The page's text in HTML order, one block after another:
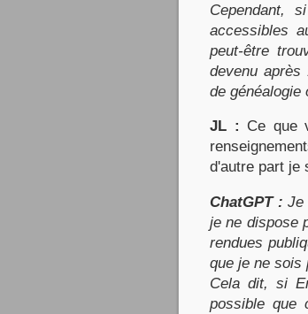
Cependant,
accessibles
peut-être
devenu après
de généalogie
JL : Ce que
d'autre part je
ChatGPT : Je
je ne dispose
rendues
que je ne sois
Cela dit, si
possible que